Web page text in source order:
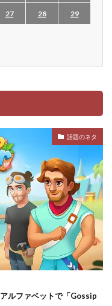
27 28 29
話題のネタ
ルファベットで「Gossip